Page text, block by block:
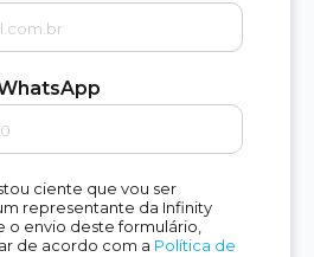
ciente que vou ser
representante da Infinity
o envio deste formulário,
de acordo com a Política de